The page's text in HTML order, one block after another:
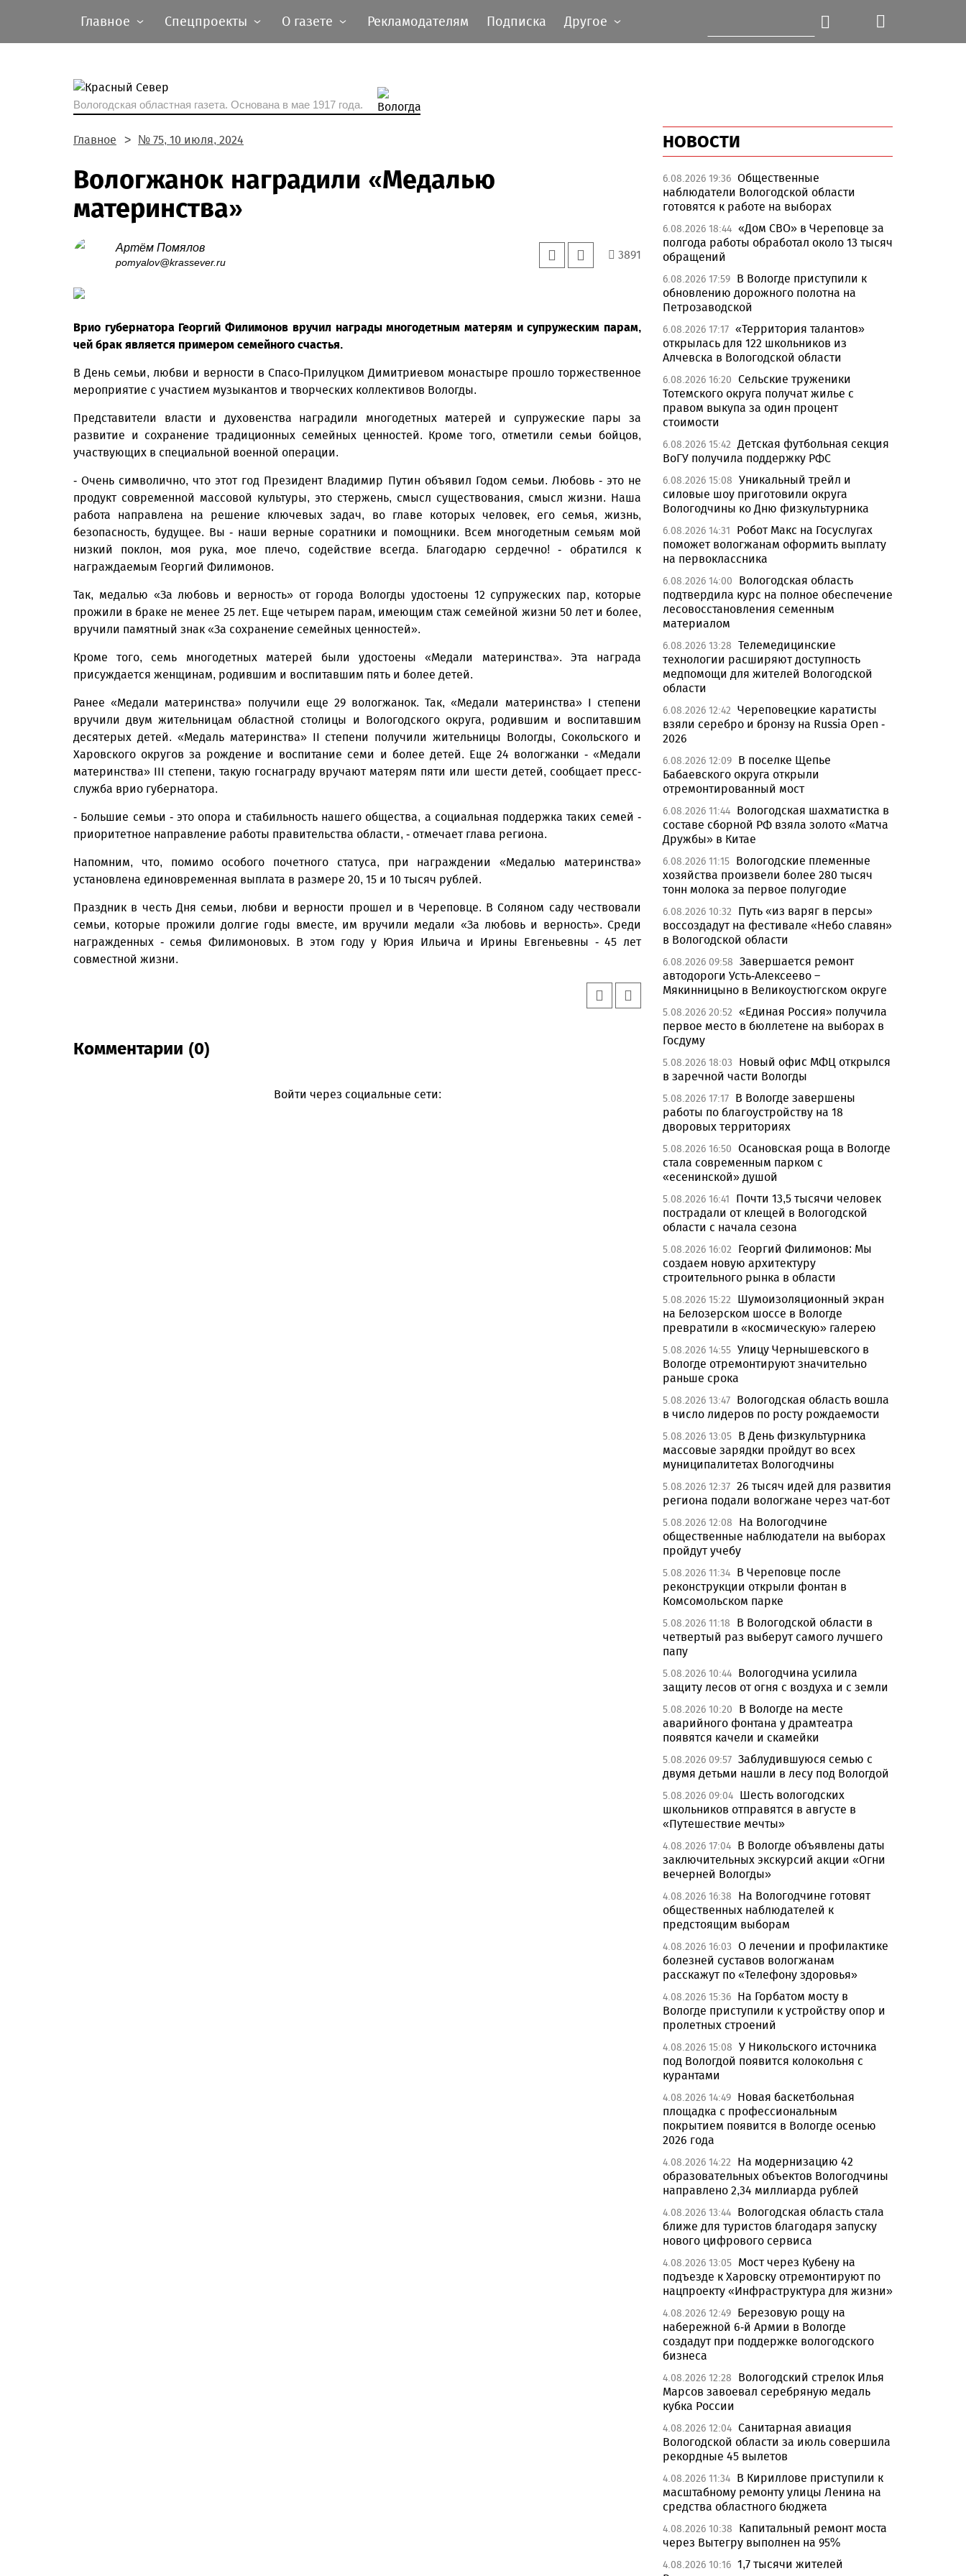
Главное Спецпроекты О газете Рекламодателям Подписка Другое
Вологодская областная газета. Основана в мае 1917 года.
Главное № 75, 10 июля, 2024
Вологжанок наградили «Медалью
материнства»
Артём Помялов
pomyalov@krassever.ru
3891
Врио губернатора Георгий Филимонов вручил награды многодетным матерям и супружеским парам,
чей брак является примером семейного счастья.
В День семьи, любви и верности в Спасо-Прилуцком Димитриевом монастыре прошло торжественное
мероприятие с участием музыкантов и творческих коллективов Вологды.
Представители власти и духовенства наградили многодетных матерей и супружеские пары за
развитие и сохранение традиционных семейных ценностей. Кроме того, отметили семьи бойцов,
участвующих в специальной военной операции.
- Очень символично, что этот год Президент Владимир Путин объявил Годом семьи. Любовь - это не
продукт современной массовой культуры, это стержень, смысл существования, смысл жизни. Наша
работа направлена на решение ключевых задач, во главе которых человек, его семья, жизнь,
безопасность, будущее. Вы - наши верные соратники и помощники. Всем многодетным семьям мой
низкий поклон, моя рука, мое плечо, содействие всегда. Благодарю сердечно! - обратился к
награждаемым Георгий Филимонов.
Так, медалью «За любовь и верность» от города Вологды удостоены 12 супружеских пар, которые
прожили в браке не менее 25 лет. Еще четырем парам, имеющим стаж семейной жизни 50 лет и более,
вручили памятный знак «За сохранение семейных ценностей».
Кроме того, семь многодетных матерей были удостоены «Медали материнства». Эта награда
присуждается женщинам, родившим и воспитавшим пять и более детей.
Ранее «Медали материнства» получили еще 29 вологжанок. Так, «Медали материнства» I степени
вручили двум жительницам областной столицы и Вологодского округа, родившим и воспитавшим
десятерых детей. «Медаль материнства» II степени получили жительницы Вологды, Сокольского и
Харовского округов за рождение и воспитание семи и более детей. Еще 24 вологжанки - «Медали
материнства» III степени, такую госнаграду вручают матерям пяти или шести детей, сообщает пресс-
служба врио губернатора.
- Большие семьи - это опора и стабильность нашего общества, а социальная поддержка таких семей -
приоритетное направление работы правительства области, - отмечает глава региона.
Напомним, что, помимо особого почетного статуса, при награждении «Медалью материнства»
установлена единовременная выплата в размере 20, 15 и 10 тысяч рублей.
Праздник в честь Дня семьи, любви и верности прошел и в Череповце. В Соляном саду чествовали
семьи, которые прожили долгие годы вместе, им вручили медали «За любовь и верность». Среди
награжденных - семья Филимоновых. В этом году у Юрия Ильича и Ирины Евгеньевны - 45 лет
совместной жизни.
Комментарии (0)
Войти через социальные сети:
НОВОСТИ
6.08.2026 19:36 Общественные
наблюдатели Вологодской области
готовятся к работе на выборах
6.08.2026 18:44 «Дом СВО» в Череповце за
полгода работы обработал около 13 тысяч
обращений
6.08.2026 17:59 В Вологде приступили к
обновлению дорожного полотна на
Петрозаводской
6.08.2026 17:17 «Территория талантов»
открылась для 122 школьников из
Алчевска в Вологодской области
6.08.2026 16:20 Сельские труженики
Тотемского округа получат жилье с
правом выкупа за один процент
стоимости
6.08.2026 15:42 Детская футбольная секция
ВоГУ получила поддержку РФС
6.08.2026 15:08 Уникальный трейл и
силовые шоу приготовили округа
Вологодчины ко Дню физкультурника
6.08.2026 14:31
Робот Макс на Госуслугах
поможет вологжанам оформить выплату
на первоклассника
6.08.2026 14:00
Вологодская область
подтвердила курс на полное обеспечение
лесовосстановления семенным
материалом
6.08.2026 13:28 Телемедицинские
технологии расширяют доступность
медпомощи для жителей Вологодской
области
6.08.2026 12:42 Череповецкие каратисты
взяли серебро и бронзу на Russia Open -
2026
6.08.2026 12:09 В поселке Щепье
Бабаевского округа открыли
отремонтированный мост
6.08.2026 11:44 Вологодская шахматистка в
составе сборной РФ взяла золото «Матча
Дружбы» в Китае
6.08.2026 11:15 Вологодские племенные
хозяйства произвели более 280 тысяч
тонн молока за первое полугодие
6.08.2026 10:32
Путь «из варяг в персы»
воссоздадут на фестивале «Небо славян»
в Вологодской области
6.08.2026 09:58 Завершается ремонт
автодороги Усть-Алексеево –
Мякинницыно в Великоустюгском округе
5.08.2026 20:52 «Единая Россия» получила
первое место в бюллетене на выборах в
Госдуму
5.08.2026 18:03
Новый офис МФЦ открылся
в заречной части Вологды
5.08.2026 17:17 В Вологде завершены
работы по благоустройству на 18
дворовых территориях
5.08.2026 16:50 Осановская роща в Вологде
стала современным парком с
«есенинской» душой
5.08.2026 16:41
Почти 13,5 тысячи человек
пострадали от клещей в Вологодской
области с начала сезона
5.08.2026 16:02
Георгий Филимонов: Мы
создаем новую архитектуру
строительного рынка в области
5.08.2026 15:22
Шумоизоляционный экран
на Белозерском шоссе в Вологде
превратили в «космическую» галерею
5.08.2026 14:55 Улицу Чернышевского в
Вологде отремонтируют значительно
раньше срока
5.08.2026 13:47 Вологодская область вошла
в число лидеров по росту рождаемости
5.08.2026 13:05 В День физкультурника
массовые зарядки пройдут во всех
муниципалитетах Вологодчины
5.08.2026 12:37 26 тысяч идей для развития
региона подали вологжане через чат-бот
5.08.2026 12:08
На Вологодчине
общественные наблюдатели на выборах
пройдут учебу
5.08.2026 11:34 В Череповце после
реконструкции открыли фонтан в
Комсомольском парке
5.08.2026 11:18
В Вологодской области в
четвертый раз выберут самого лучшего
папу
5.08.2026 10:44 Вологодчина усилила
защиту лесов от огня с воздуха и с земли
5.08.2026 10:20
В Вологде на месте
аварийного фонтана у драмтеатра
появятся качели и скамейки
5.08.2026 09:57 Заблудившуюся семью с
двумя детьми нашли в лесу под Вологдой
5.08.2026 09:04 Шесть вологодских
школьников отправятся в августе в
«Путешествие мечты»
4.08.2026 17:04 В Вологде объявлены даты
заключительных экскурсий акции «Огни
вечерней Вологды»
4.08.2026 16:38
На Вологодчине готовят
общественных наблюдателей к
предстоящим выборам
4.08.2026 16:03 О лечении и профилактике
болезней суставов вологжанам
расскажут по «Телефону здоровья»
4.08.2026 15:36 На Горбатом мосту в
Вологде приступили к устройству опор и
пролетных строений
4.08.2026 15:08 У Никольского источника
под Вологдой появится колокольня с
курантами
4.08.2026 14:49 Новая баскетбольная
площадка с профессиональным
покрытием появится в Вологде осенью
2026 года
4.08.2026 14:22
На модернизацию 42
образовательных объектов Вологодчины
направлено 2,34 миллиарда рублей
4.08.2026 13:44 Вологодская область стала
ближе для туристов благодаря запуску
нового цифрового сервиса
4.08.2026 13:05 Мост через Кубену на
подъезде к Харовску отремонтируют по
нацпроекту «Инфраструктура для жизни»
4.08.2026 12:49 Березовую рощу на
набережной 6-й Армии в Вологде
создадут при поддержке вологодского
бизнеса
4.08.2026 12:28
Вологодский стрелок Илья
Марсов завоевал серебряную медаль
кубка России
4.08.2026 12:04 Санитарная авиация
Вологодской области за июль совершила
рекордные 45 вылетов
4.08.2026 11:34 В Кириллове приступили к
масштабному ремонту улицы Ленина на
средства областного бюджета
4.08.2026 10:38
Капитальный ремонт моста
через Вытегру выполнен на 95%
4.08.2026 10:16 1,7 тысячи жителей